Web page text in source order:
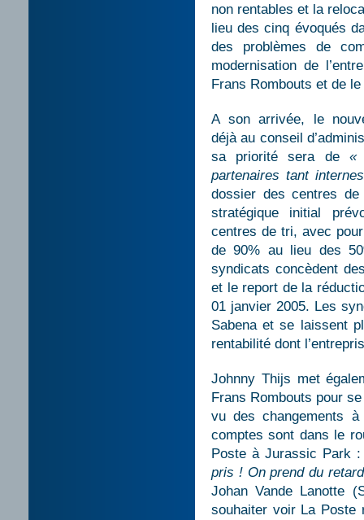
non rentables et la
lieu des cinq évoqués
des problèmes de
modernisation de
Frans Rombouts et de
A son arrivée, le
déjà au conseil
sa priorité sera de «
partenaires tant
dossier des centres
stratégique initial
centres de tri, avec
de 90% au lieu des
syndicats concèdent
et le report de la
01 janvier 2005. Les
Sabena et se laissent
rentabilité dont
Johnny Thijs met
Frans Rombouts pour
vu des changements
comptes sont dans le
Poste à Jurassic Park
pris ! On prend du
Johan Vande Lanotte
souhaiter voir La Poste